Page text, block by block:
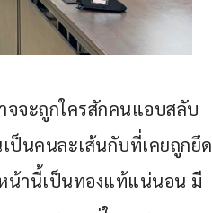
จจะถูกใครสักคนแอบสลับ
ป็นคนละเส้นกับที่เคยถูกยึด
น้านี้เป็นทองแท้แน่นอน มี